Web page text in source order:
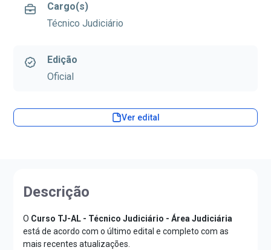
Cargo(s)
Técnico Judiciário
Edição
Oficial
Ver edital
Descrição
O Curso TJ-AL - Técnico Judiciário - Área Judiciária
está de acordo com o último edital e completo com as
mais recentes atualizações.